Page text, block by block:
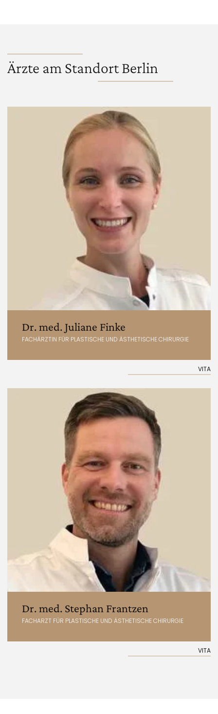
Ärzte am Standort Berlin
Dr. med. Juliane Finke
FACHÄRZTIN FÜR PLASTISCHE UND ÄSTHETISCHE CHIRURGIE
VITA
Dr. med. Stephan Frantzen
FACHARZT FÜR PLASTISCHE UND ÄSTHETISCHE CHIRURGIE
VITA